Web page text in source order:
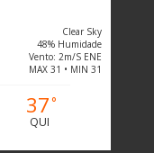
Clear Sky
48% Humidade
Vento: 2m/s ENE
MAX 31 • MIN 31
37°
QUI